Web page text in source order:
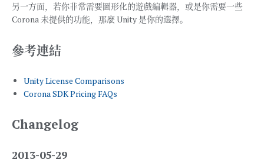
另一方面，若你非常需要圖形化的遊戲編輯器，或是你需要一些
Corona 未提供的功能，那麼 Unity 是你的選擇。
參考連結
Unity License Comparisons
Corona SDK Pricing FAQs
Changelog
2013-05-29